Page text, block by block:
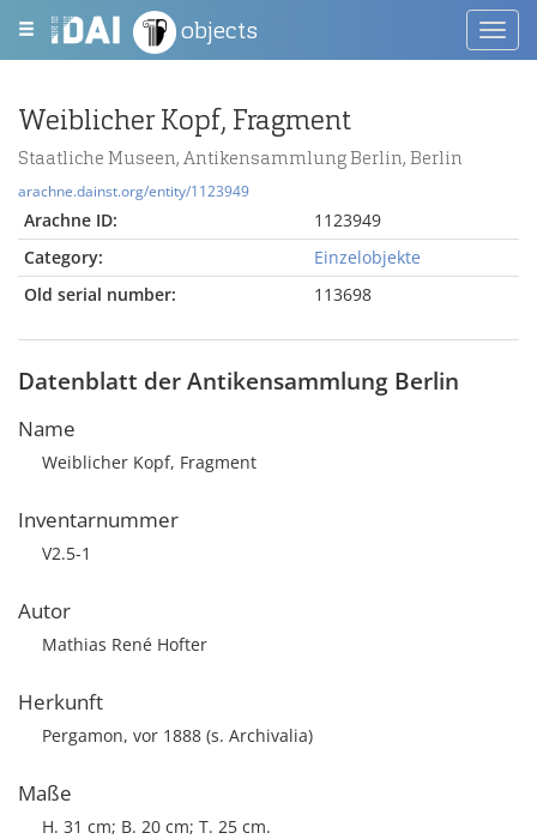
objects
Weiblicher Kopf, Fragment
Staatliche Museen, Antikensammlung Berlin, Berlin
arachne.dainst.org/entity/1123949
Arachne ID:
1123949
Category:
Einzelobjekte
Old serial number:
113698
Datenblatt der Antikensammlung Berlin
Name
Weiblicher Kopf, Fragment
Inventarnummer
V2.5-1
Autor
Mathias René Hofter
Herkunft
Pergamon, vor 1888 (s. Archivalia)
Maße
H. 31 cm; B. 20 cm; T. 25 cm.